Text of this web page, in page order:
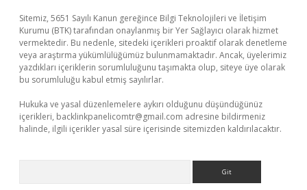
Sitemiz, 5651 Sayılı Kanun gereğince Bilgi Teknolojileri ve İletişim
Kurumu (BTK) tarafından onaylanmış bir Yer Sağlayıcı olarak hizmet
vermektedir. Bu nedenle, sitedeki içerikleri proaktif olarak denetleme
veya araştırma yükümlülüğümüz bulunmamaktadır. Ancak, üyelerimiz
yazdıkları içeriklerin sorumluluğunu taşımakta olup, siteye üye olarak
bu sorumluluğu kabul etmiş sayılırlar.
Hukuka ve yasal düzenlemelere aykırı olduğunu düşündüğünüz
içerikleri, backlinkpanelicomtr@gmail.com adresine bildirmeniz
halinde, ilgili içerikler yasal süre içerisinde sitemizden kaldırılacaktır.